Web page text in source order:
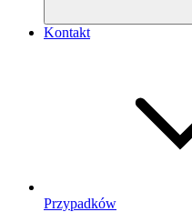
Kontakt
Przypadków